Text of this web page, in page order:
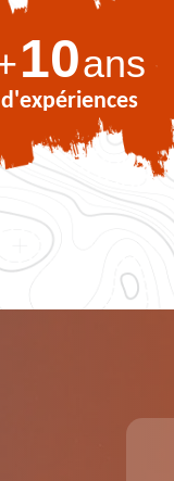
10ans
d'expériences